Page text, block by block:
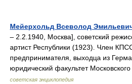
Мейерхольд Всеволод
‒ 2.2.1940, Москва], советский
артист Республики (1923). Член
предпринимателя, выходца из
юридический факультет
советская энциклопедия